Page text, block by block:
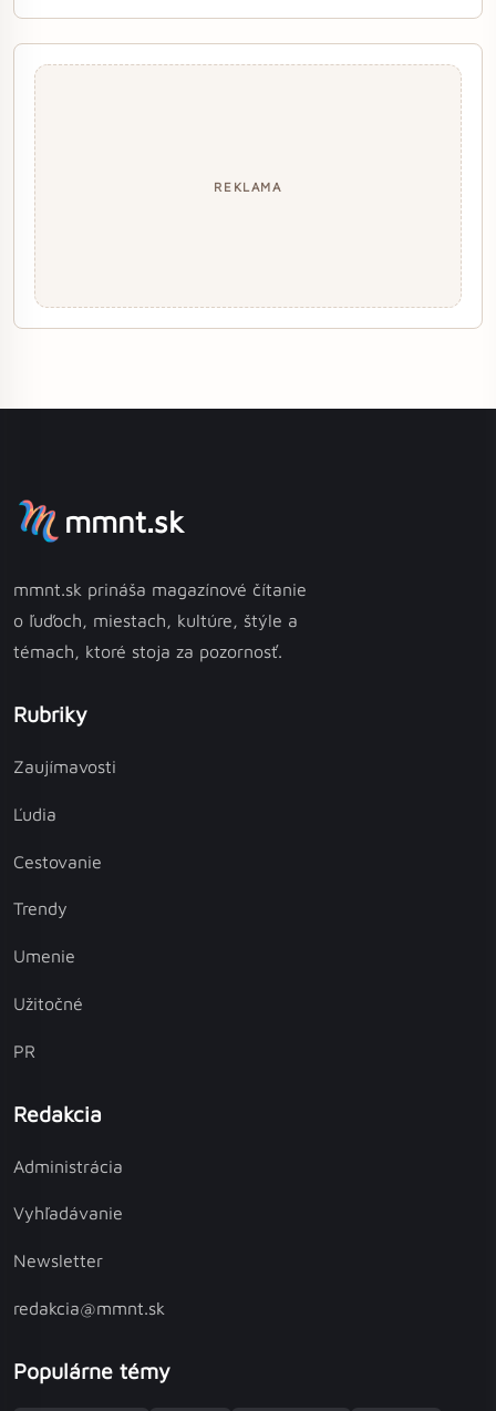
REKLAMA
mmnt.sk
mmnt.sk prináša magazínové čítanie
o ľuďoch, miestach, kultúre, štýle a
témach, ktoré stoja za pozornosť.
Rubriky
Zaujímavosti
Ľudia
Cestovanie
Trendy
Umenie
Užitočné
PR
Redakcia
Administrácia
Vyhľadávanie
Newsletter
redakcia@mmnt.sk
Populárne témy